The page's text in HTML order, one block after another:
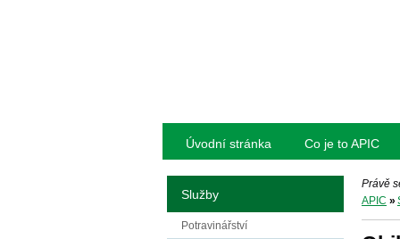
Úvodní stránka Co je to APIC
Právě
APIC »
Služby
Potravinářství